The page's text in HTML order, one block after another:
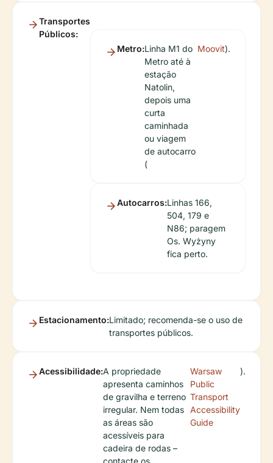
Transportes
Públicos:
Metro:Linha M1 do
Metro até à
estação
Natolin,
depois uma
curta
caminhada
ou viagem
de autocarro
(
Moovit).
Autocarros:Linhas 166,
504, 179 e
N86; paragem
Os. Wyżyny
fica perto.
Estacionamento:Limitado; recomenda-se o uso de
transportes públicos.
Acessibilidade:A propriedade
apresenta caminhos
de gravilha e terreno
irregular. Nem todas
as áreas são
acessíveis para
cadeira de rodas –
contacte os
Warsaw
Public
Transport
Accessibility
Guide
).